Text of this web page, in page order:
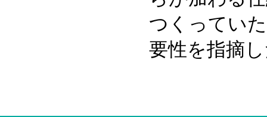
つくってい
要性を指摘